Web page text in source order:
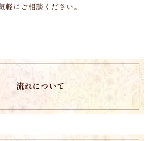
軽にご相談ください。
流れについて